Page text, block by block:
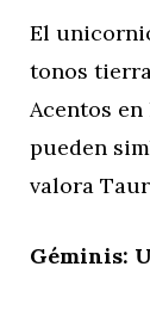
El
tonos
Acentos
pueden
valora
Géminis: